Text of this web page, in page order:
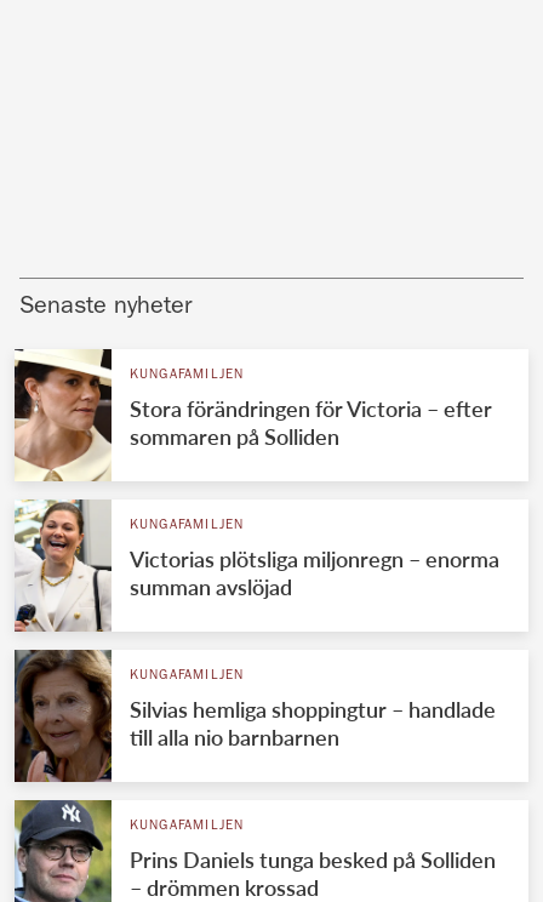
Senaste nyheter
KUNGAFAMILJEN
Stora förändringen för Victoria – efter
sommaren på Solliden
KUNGAFAMILJEN
Victorias plötsliga miljonregn – enorma
summan avslöjad
KUNGAFAMILJEN
Silvias hemliga shoppingtur – handlade
till alla nio barnbarnen
KUNGAFAMILJEN
Prins Daniels tunga besked på Solliden
– drömmen krossad